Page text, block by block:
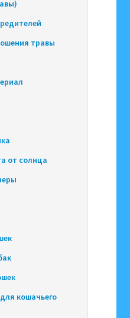
травы
от солнца
кошачьего